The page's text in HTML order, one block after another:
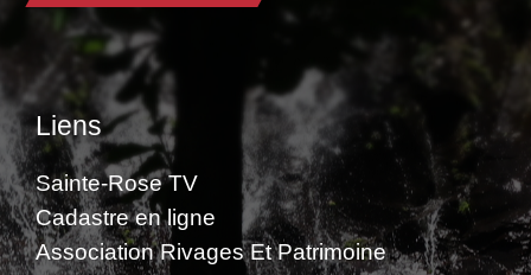
Liens
Sainte-Rose TV
Cadastre en ligne
Association Rivages Et Patrimoine